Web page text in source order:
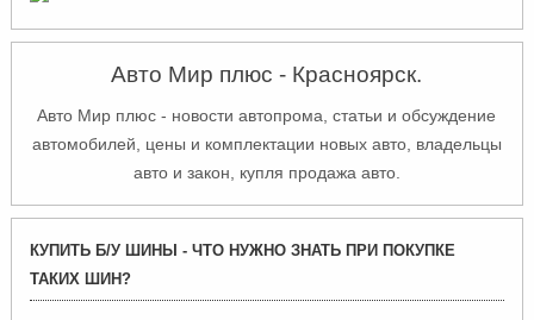
Авто Мир плюс - Красноярск.
Авто Мир плюс - новости автопрома, статьи и обсуждение
автомобилей, цены и комплектации новых авто, владельцы
авто и закон, купля продажа авто.
КУПИТЬ Б/У ШИНЫ - ЧТО НУЖНО ЗНАТЬ ПРИ ПОКУПКЕ
ТАКИХ ШИН?